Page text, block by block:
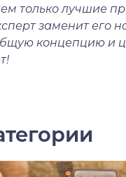
только лучшие
заменит его
концепцию и